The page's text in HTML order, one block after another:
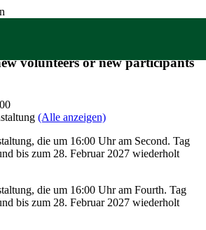
volunteers or new participants
(Alle anzeigen)
die um 16:00 Uhr am Second. Tag
bis zum 28. Februar 2027 wiederholt
die um 16:00 Uhr am Fourth. Tag
bis zum 28. Februar 2027 wiederholt